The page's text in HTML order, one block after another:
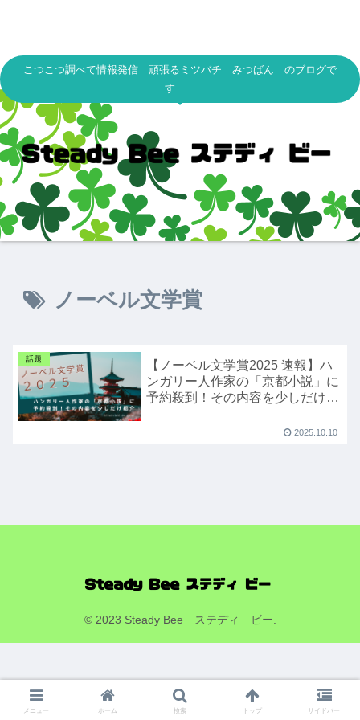
こつこつ調べて情報発信 頑張るミツバチ みつばん のブログで
す
ノーベル文学賞
話題
【ノーベル文学賞2025 速報】ハ
ンガリー人作家の「京都小説」に
予約殺到！その内容を少しだけ紹
2025.10.10
© 2023 Steady Bee ステディ ビー.
メニュー ホーム 検索 トップ サイドバー